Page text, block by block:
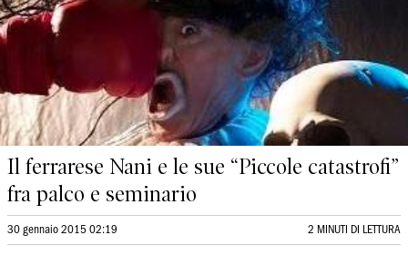
Il ferrarese Nani e le sue “Piccole catastrofi”
fra palco e seminario
30 gennaio 2015 02:19 2 MINUTI DI LETTURA